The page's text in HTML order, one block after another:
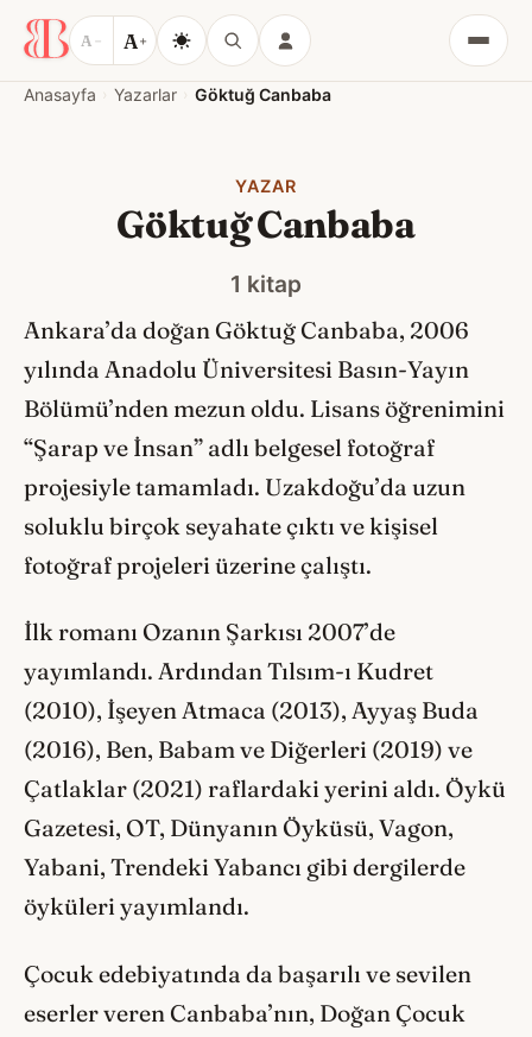
A − A+
Menü
Anasayfa Yazarlar Göktuğ Canbaba
YAZAR
Göktuğ Canbaba
1 kitap
Ankara’da doğan Göktuğ Canbaba, 2006
yılında Anadolu Üniversitesi Basın-Yayın
Bölümü’nden mezun oldu. Lisans öğrenimini
“Şarap ve İnsan” adlı belgesel fotoğraf
projesiyle tamamladı. Uzakdoğu’da uzun
soluklu birçok seyahate çıktı ve kişisel
fotoğraf projeleri üzerine çalıştı.
İlk romanı Ozanın Şarkısı 2007’de
yayımlandı. Ardından Tılsım-ı Kudret
(2010), İşeyen Atmaca (2013), Ayyaş Buda
(2016), Ben, Babam ve Diğerleri (2019) ve
Çatlaklar (2021) raflardaki yerini aldı. Öykü
Gazetesi, OT, Dünyanın Öyküsü, Vagon,
Yabani, Trendeki Yabancı gibi dergilerde
öyküleri yayımlandı.
Çocuk edebiyatında da başarılı ve sevilen
eserler veren Canbaba’nın, Doğan Çocuk